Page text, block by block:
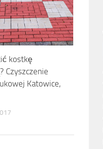
kostkę
Czyszczenie
Katowice,